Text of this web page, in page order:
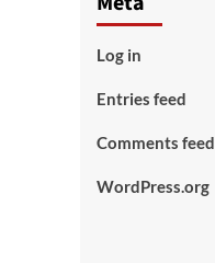
Log in
Entries feed
Comments feed
WordPress.org